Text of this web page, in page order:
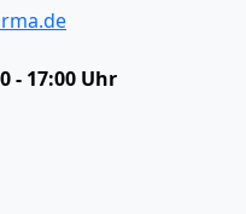
- 17:00 Uhr